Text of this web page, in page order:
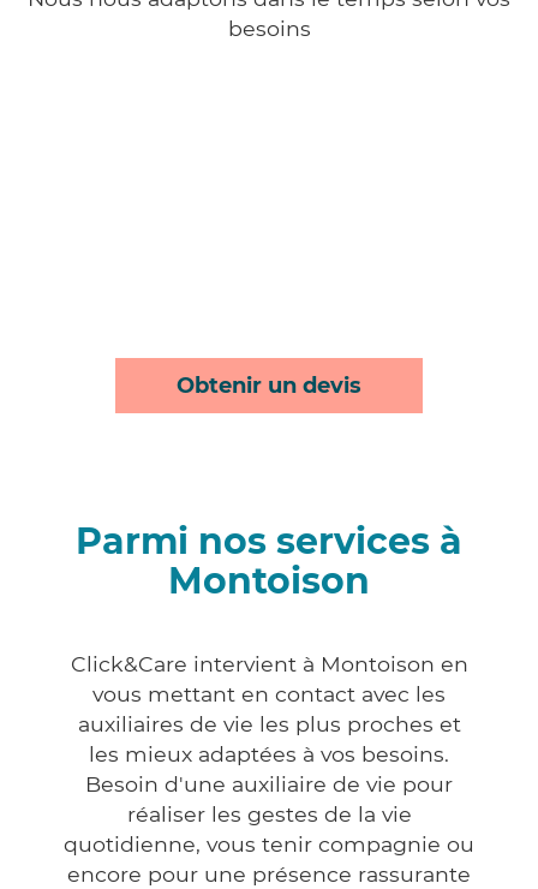
besoins
Obtenir un devis
Parmi nos services à
Montoison
Click&Care intervient à Montoison en
vous mettant en contact avec les
auxiliaires de vie les plus proches et
les mieux adaptées à vos besoins.
Besoin d'une auxiliaire de vie pour
réaliser les gestes de la vie
quotidienne, vous tenir compagnie ou
encore pour une présence rassurante